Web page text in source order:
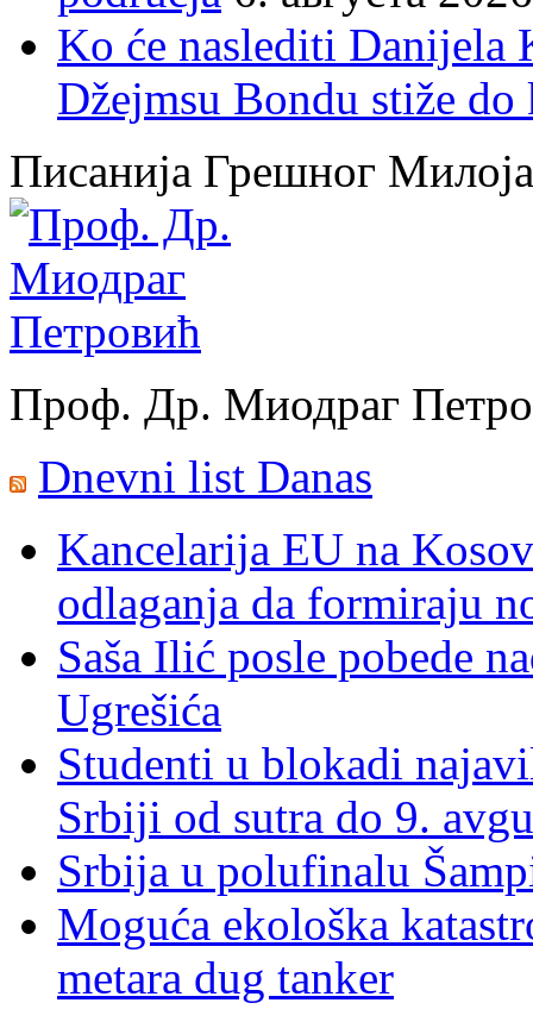
Ko će naslediti Danijela
Džejmsu Bondu stiže do
Писанија Грешног Милоја
Проф. Др. Миодраг
Dnevni list Danas
Kancelarija EU na
odlaganja da formiraju
Saša Ilić posle pobede
Ugrešića
Studenti u blokadi
Srbiji od sutra do 9.
Srbija u polufinalu
Moguća ekološka
metara dug tanker